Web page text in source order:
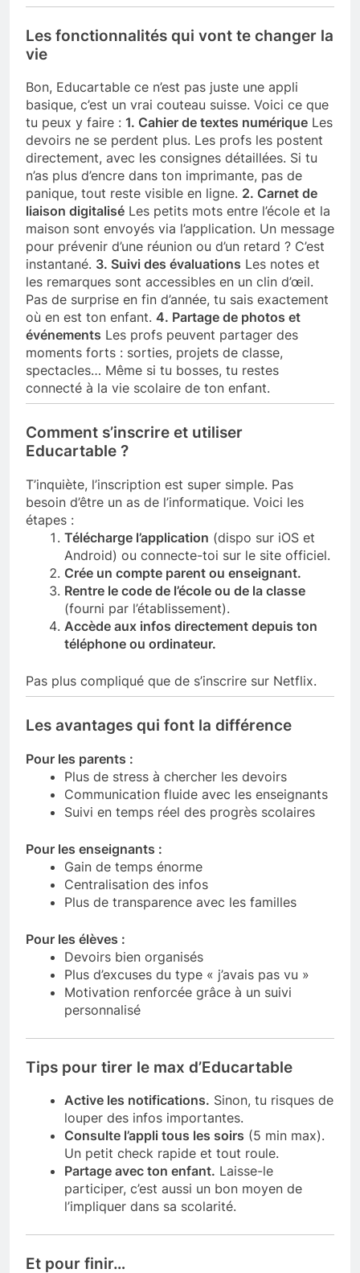
Les fonctionnalités qui vont te changer la
vie
Bon, Educartable ce n’est pas juste une appli
basique, c’est un vrai couteau suisse. Voici ce que
tu peux y faire : 1. Cahier de textes numérique Les
devoirs ne se perdent plus. Les profs les postent
directement, avec les consignes détaillées. Si tu
n’as plus d’encre dans ton imprimante, pas de
panique, tout reste visible en ligne. 2. Carnet de
liaison digitalisé Les petits mots entre l’école et la
maison sont envoyés via l’application. Un message
pour prévenir d’une réunion ou d’un retard ? C’est
instantané. 3. Suivi des évaluations Les notes et
les remarques sont accessibles en un clin d’œil.
Pas de surprise en fin d’année, tu sais exactement
où en est ton enfant. 4. Partage de photos et
événements Les profs peuvent partager des
moments forts : sorties, projets de classe,
spectacles… Même si tu bosses, tu restes
connecté à la vie scolaire de ton enfant.
Comment s’inscrire et utiliser
Educartable ?
T’inquiète, l’inscription est super simple. Pas
besoin d’être un as de l’informatique. Voici les
étapes :
Télécharge l’application (dispo sur iOS et
Android) ou connecte-toi sur le site officiel.
Crée un compte parent ou enseignant.
Rentre le code de l’école ou de la classe
(fourni par l’établissement).
Accède aux infos directement depuis ton
téléphone ou ordinateur.
Pas plus compliqué que de s’inscrire sur Netflix.
Les avantages qui font la différence
Pour les parents :
Plus de stress à chercher les devoirs
Communication fluide avec les enseignants
Suivi en temps réel des progrès scolaires
Pour les enseignants :
Gain de temps énorme
Centralisation des infos
Plus de transparence avec les familles
Pour les élèves :
Devoirs bien organisés
Plus d’excuses du type « j’avais pas vu »
Motivation renforcée grâce à un suivi
personnalisé
Tips pour tirer le max d’Educartable
Active les notifications. Sinon, tu risques de
louper des infos importantes.
Consulte l’appli tous les soirs (5 min max).
Un petit check rapide et tout roule.
Partage avec ton enfant. Laisse-le
participer, c’est aussi un bon moyen de
l’impliquer dans sa scolarité.
Et pour finir…